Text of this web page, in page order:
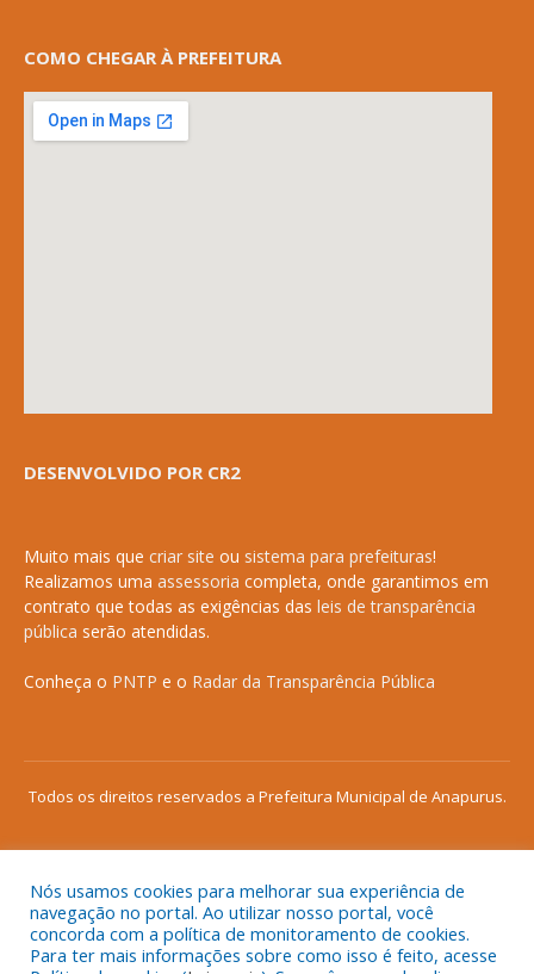
COMO CHEGAR À PREFEITURA
DESENVOLVIDO POR CR2
Muito mais que criar site ou sistema para prefeituras!
Realizamos uma assessoria completa, onde garantimos em
contrato que todas as exigências das leis de transparência
pública serão atendidas.
Conheça o PNTP e o Radar da Transparência Pública
Todos os direitos reservados a Prefeitura Municipal de Anapurus.
Mapa do Site
Acessar Área Administrativa
Acessar o Webmail
Nós usamos cookies para melhorar sua experiência de
navegação no portal. Ao utilizar nosso portal, você
concorda com a política de monitoramento de cookies.
Para ter mais informações sobre como isso é feito, acesse